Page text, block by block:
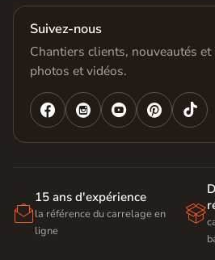
Suivez-nous
Chantiers clients, nouveautés et
photos et vidéos.
   

15 ans d'expérience
la référence du carrelage en
ligne
